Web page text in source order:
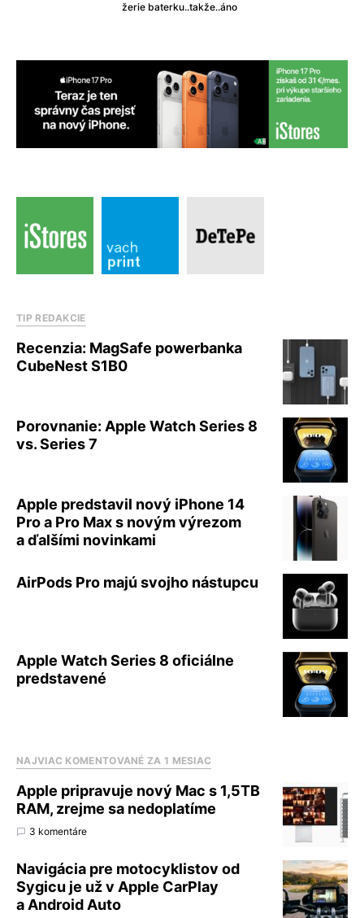
žerie baterku..takže..áno
TIP REDAKCIE
Recenzia: MagSafe powerbanka
CubeNest S1B0
Porovnanie: Apple Watch Series 8
vs. Series 7
Apple predstavil nový iPhone 14
Pro a Pro Max s novým výrezom
a ďalšími novinkami
AirPods Pro majú svojho nástupcu
Apple Watch Series 8 oficiálne
predstavené
NAJVIAC KOMENTOVANÉ ZA 1 MESIAC
Apple pripravuje nový Mac s 1,5TB
RAM, zrejme sa nedoplatíme
3 komentáre
Navigácia pre motocyklistov od
Sygicu je už v Apple CarPlay
a Android Auto